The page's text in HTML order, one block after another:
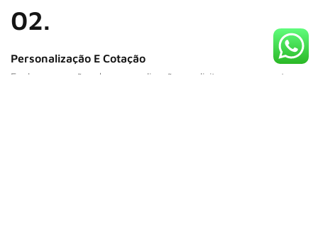
02.
Personalização E Cotação
Explore as opções de personalização e solicite um orçamento